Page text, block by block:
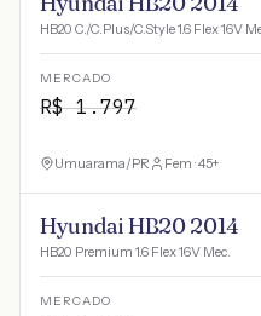
HB20 C./C.Plus/C.Style 1.6 Flex 16V
MERCADO
R$1.797
Umuarama/PR Fem · 45+
Hyundai HB20 2014
HB20 Premium 1.6 Flex 16V Mec.
MERCADO